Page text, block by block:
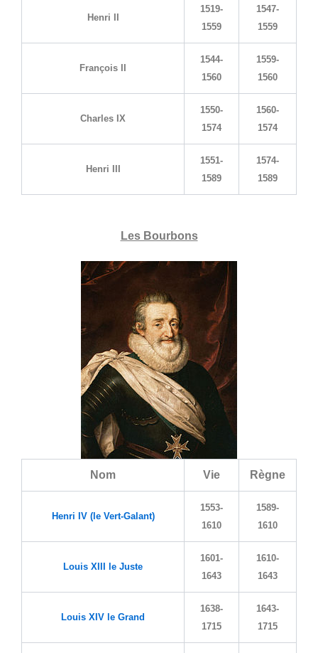
Henri II
1519-
1559
1547-
1559
François II
1544-
1560
1559-
1560
Charles IX
1550-
1574
1560-
1574
Henri III
1551-
1589
1574-
1589
Les Bourbons
Nom Vie Règne
Henri IV (le Vert-Galant)
1553-
1610
1589-
1610
Louis XIII le Juste
1601-
1643
1610-
1643
Louis XIV le Grand
1638-
1715
1643-
1715